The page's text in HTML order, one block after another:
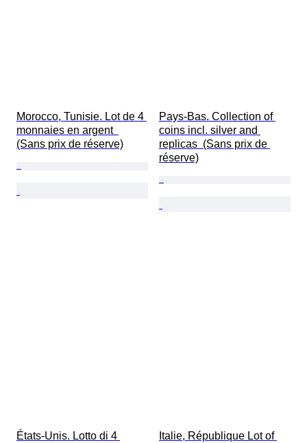
Morocco, Tunisie. Lot de 4
monnaies en argent
(Sans prix de réserve)
Pays-Bas. Collection of
coins incl. silver and
replicas  (Sans prix de
réserve)
États-Unis. Lotto di 4
Italie, République Lot of